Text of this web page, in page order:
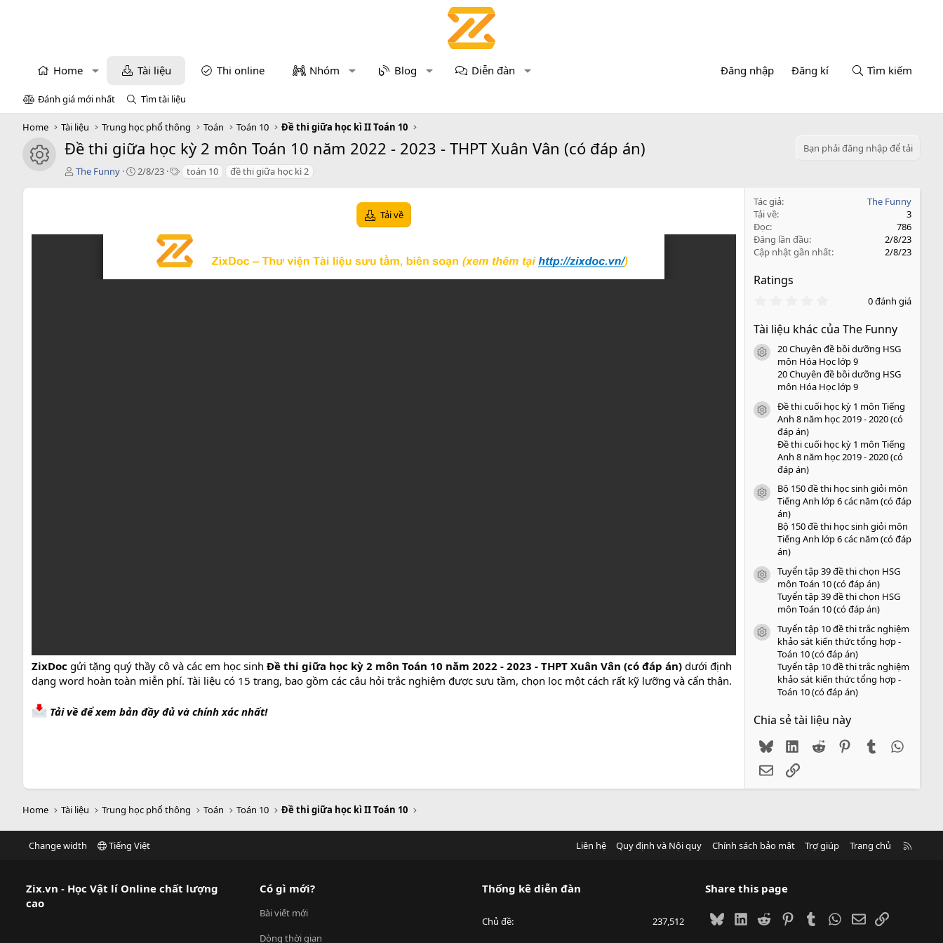
Home Tài liệu Thi online Nhóm Blog Diễn đàn Đăng nhập Đăng kí Tìm kiếm
Đánh giá mới nhất Tìm tài liệu
Home Tài liệu Trung học phổ thông Toán Toán 10 Đề thi giữa học kì II Toán 10
icon tài liệu
Đề thi giữa học kỳ 2 môn Toán 10 năm 2022 - 2023 - THPT Xuân Vân (có đáp án)
Bạn phải đăng nhập để tải
T
ả
The Funny
C
2/8/23
T toán 10 đề thi giữa học kì 2
Tải về
ZixDoc gửi tặng quý thầy cô và các em học sinh Đề thi giữa học kỳ 2 môn Toán 10 năm 2022 - 2023 - THPT Xuân Vân (có đáp án) dưới định
dạng word hoàn toàn miễn phí. Tài liệu có 15 trang, bao gồm các câu hỏi trắc nghiệm được sưu tầm, chọn lọc một cách rất kỹ lưỡng và cẩn thận.
Tải về để xem bản đầy đủ và chính xác nhất!
Tác giả
The Funny
Tải về
3
Đọc
786
Đăng lần đầu
2/8/23
Cập nhật gần nhất
2/8/23
Ratings
0
0
s
a
o
0 đánh giá
Tài liệu khác của The Funny
icon tài liệu
20 Chuyên đề bồi dưỡng HSG
môn Hóa Học lớp 9
20 Chuyên đề bồi dưỡng HSG
môn Hóa Học lớp 9
icon tài liệu
Đề thi cuối học kỳ 1 môn Tiếng
Anh 8 năm học 2019 - 2020 (có
đáp án)
Đề thi cuối học kỳ 1 môn Tiếng
Anh 8 năm học 2019 - 2020 (có
đáp án)
icon tài liệu
Bộ 150 đề thi học sinh giỏi môn
Tiếng Anh lớp 6 các năm (có đáp
án)
Bộ 150 đề thi học sinh giỏi môn
Tiếng Anh lớp 6 các năm (có đáp
án)
icon tài liệu
Tuyển tập 39 đề thi chọn HSG
môn Toán 10 (có đáp án)
Tuyển tập 39 đề thi chọn HSG
môn Toán 10 (có đáp án)
icon tài liệu
Tuyển tập 10 đề thi trắc nghiệm
khảo sát kiến thức tổng hợp -
Toán 10 (có đáp án)
Tuyển tập 10 đề thi trắc nghiệm
khảo sát kiến thức tổng hợp -
Toán 10 (có đáp án)
Chia sẻ tài liệu này
BlueskyLinkedIn
Reddit PinterestTumblr
EmailLink
Home Tài liệu Trung học phổ thông Toán Toán 10 Đề thi giữa học kì II Toán 10
Change width Tiếng Việt Liên hệ Quy định và Nội quy Chính sách bảo mật Trợ giúp Trang chủ
Zix.vn - Học Vật lí Online chất lượng
cao
Có gì mới?
Bài viết mới
Dòng thời gian
Thống kê diễn đàn
Chủ đề 237,512
Share this page
BlueskyLinkedIn
Reddit PinterestTumblrWhatsApp
EmailLink